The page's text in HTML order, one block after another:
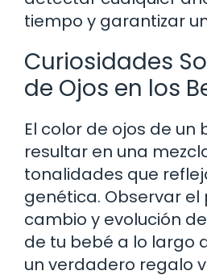
tiempo y garantizar
Curiosidades
de Ojos en los
El color de ojos de un
resultar en una
tonalidades que
genética. Observar el
cambio y evolución
de tu bebé a lo largo
un verdadero regalo